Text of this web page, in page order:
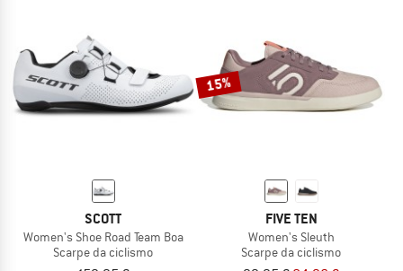
SCOTT
Women's Shoe Road Team Boa
Scarpe da ciclismo
15%
FIVE TEN
Women's Sleuth
Scarpe da ciclismo